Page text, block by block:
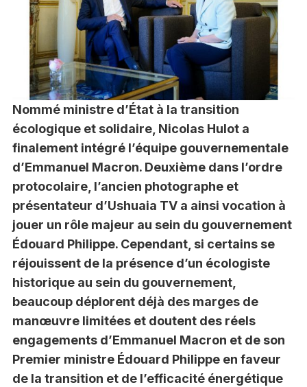
Nommé ministre d’État à la transition
écologique et solidaire, Nicolas Hulot a
finalement intégré l’équipe gouvernementale
d’Emmanuel Macron. Deuxième dans l’ordre
protocolaire, l’ancien photographe et
présentateur d’Ushuaia TV a ainsi vocation à
jouer un rôle majeur au sein du gouvernement
Édouard Philippe. Cependant, si certains se
réjouissent de la présence d’un écologiste
historique au sein du gouvernement,
beaucoup déplorent déjà des marges de
manœuvre limitées et doutent des réels
engagements d’Emmanuel Macron et de son
Premier ministre Édouard Philippe en faveur
de la transition et de l’efficacité énergétique